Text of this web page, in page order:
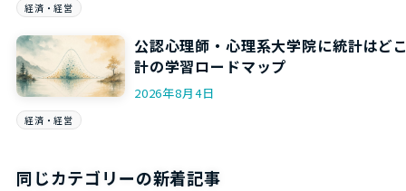
経済・経営
公認心理師・心理系大学院に統計はど
計の学習ロードマップ
2026年8月4日
経済・経営
同じカテゴリーの新着記事